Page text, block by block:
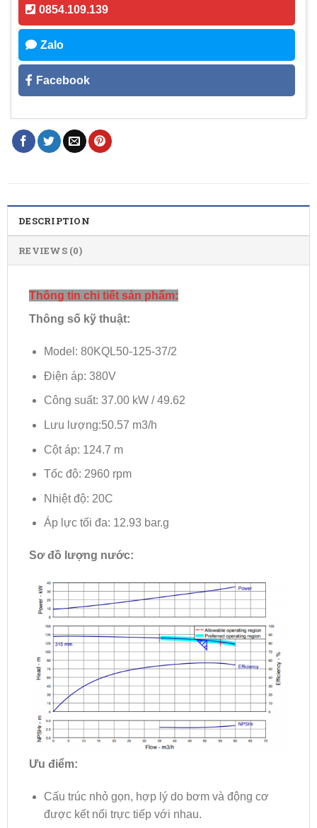
0854.109.139
Zalo
Facebook
DESCRIPTION
REVIEWS (0)
Thông tin chi tiết sản phẩm:
Thông số kỹ thuật:
Model: 80KQL50-125-37/2
Điện áp: 380V
Công suất: 37.00 kW / 49.62
Lưu lượng:50.57 m3/h
Cột áp: 124.7 m
Tốc độ: 2960 rpm
Nhiệt độ: 20C
Áp lực tối đa: 12.93 bar.g
Sơ đồ lượng nước:
Ưu điểm:
Cấu trúc nhỏ gọn, hợp lý do bơm và động cơ
được kết nối trực tiếp với nhau.